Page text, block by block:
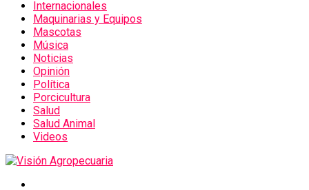
Internacionales
Maquinarias y Equipos
Mascotas
Música
Noticias
Opinión
Política
Porcicultura
Salud
Salud Animal
Videos